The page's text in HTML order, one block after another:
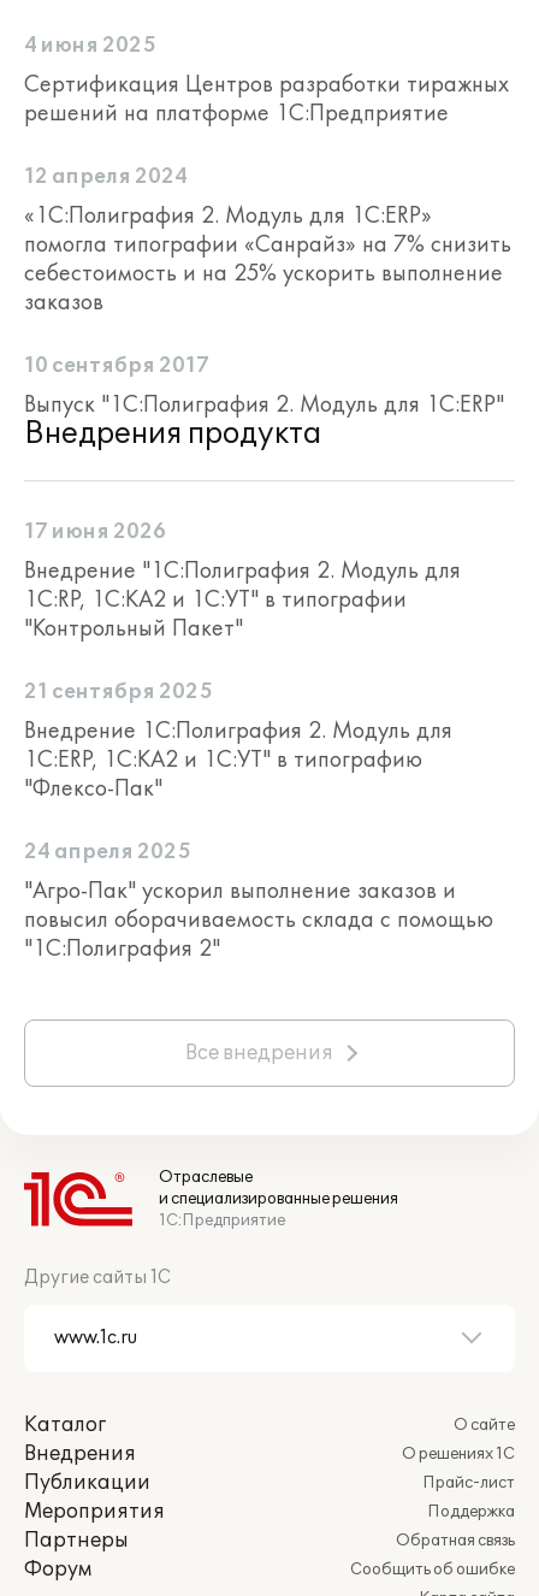
4 июня 2025
Сертификация Центров разработки тиражных
решений на платформе 1С:Предприятие
12 апреля 2024
«1С:Полиграфия 2. Модуль для 1С:ERP»
помогла типографии «Санрайз» на 7% снизить
себестоимость и на 25% ускорить выполнение
заказов
10 сентября 2017
Выпуск "1С:Полиграфия 2. Модуль для 1С:ERP"
Внедрения продукта
17 июня 2026
Внедрение "1С:Полиграфия 2. Модуль для
1C:RP, 1С:КА2 и 1С:УТ" в типографии
"Контрольный Пакет"
21 сентября 2025
Внедрение 1С:Полиграфия 2. Модуль для
1C:ERP, 1С:КА2 и 1С:УТ" в типографию
"Флексо-Пак"
24 апреля 2025
"Агро-Пак" ускорил выполнение заказов и
повысил оборачиваемость склада с помощью
"1С:Полиграфия 2"
Все внедрения
Отраслевые
и специализированные решения
1С:Предприятие
Другие сайты 1С
Каталог
Внедрения
Публикации
Мероприятия
Партнеры
Форум
О сайте
О решениях 1С
Прайс-лист
Поддержка
Обратная связь
Сообщить об ошибке